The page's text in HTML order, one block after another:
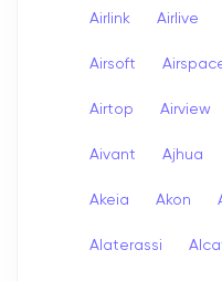
Airlink Airlive
Airsoft
Airtop Airview
Aivant Ajhua
Akeia Akon
Alaterassi